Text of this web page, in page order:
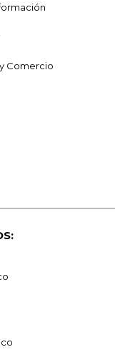
Comercio